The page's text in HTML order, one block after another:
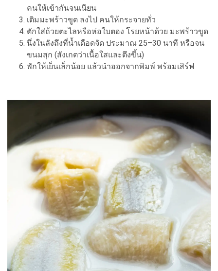
คนให้เข้ากันจนเนียน
เติมมะพร้าวขูด ลงไป คนให้กระจายทั่ว
ตักใส่ถ้วยตะไลหรือห่อใบตอง โรยหน้าด้วย มะพร้าวขูด
นึ่งในลังถึงที่น้ำเดือดจัด ประมาณ 25–30 นาที หรือจน
ขนมสุก (สังเกตว่าเนื้อใสและตึงขึ้น)
พักให้เย็นเล็กน้อย แล้วนำออกจากพิมพ์ พร้อมเสิร์ฟ